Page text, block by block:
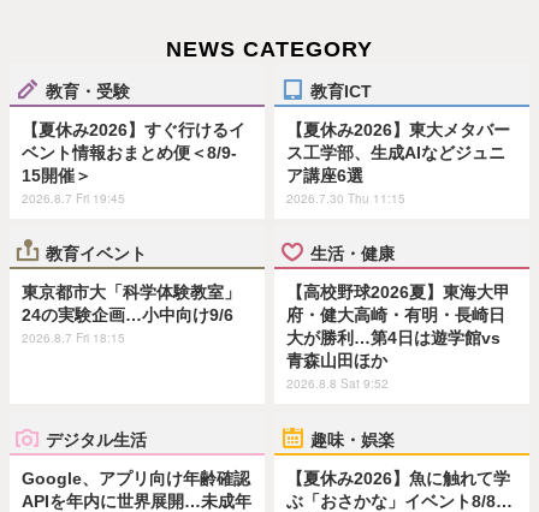
NEWS CATEGORY
教育・受験
【夏休み2026】すぐ行けるイ
ベント情報おまとめ便＜8/9-
15開催＞
2026.8.7 Fri 19:45
教育ICT
【夏休み2026】東大メタバー
ス工学部、生成AIなどジュニ
ア講座6選
2026.7.30 Thu 11:15
教育イベント
東京都市大「科学体験教室」
24の実験企画…小中向け9/6
2026.8.7 Fri 18:15
生活・健康
【高校野球2026夏】東海大甲
府・健大高崎・有明・長崎日
大が勝利…第4日は遊学館vs
青森山田ほか
2026.8.8 Sat 9:52
デジタル生活
Google、アプリ向け年齢確認
APIを年内に世界展開…未成年
趣味・娯楽
【夏休み2026】魚に触れて学
ぶ「おさかな」イベント8/8…